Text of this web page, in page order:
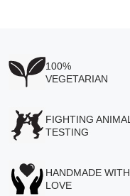
100%
VEGETARIAN
FIGHTING ANIMAL
TESTING
HANDMADE WITH
LOVE